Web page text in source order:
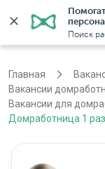
Поиск
Главная
Вакансии
Вакансии для
Домработница 1